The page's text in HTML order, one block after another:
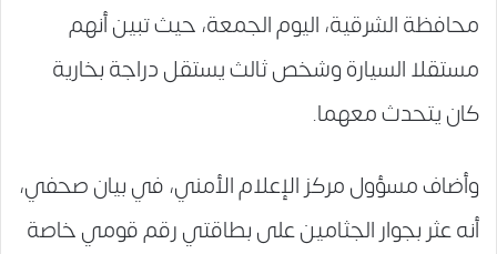
محافظة الشرقية، اليوم الجمعة، حيث تبين أنهم
مستقلا السيارة وشخص ثالث يستقل دراجة بخارية
كان يتحدث معهما.
وأضاف مسؤول مركز الإعلام الأمني، في بيان صحفي،
أنه عثر بجوار الجثامين على بطاقتي رقم قومي خاصة